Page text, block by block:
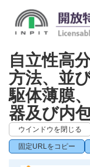
自立性高
方法、並
駆体薄膜
器及び内
ウインドウを閉じる
固定URLをコピー